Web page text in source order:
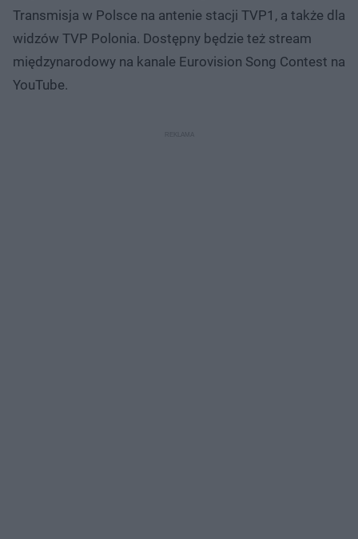
Transmisja w Polsce na antenie stacji TVP1, a także dla
widzów TVP Polonia. Dostępny będzie też stream
międzynarodowy na kanale Eurovision Song Contest na
YouTube.